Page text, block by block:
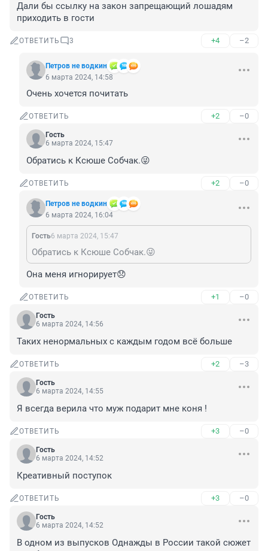
Дали бы ссылку на закон запрещающий лошадям
приходить в гости
ОТВЕТИТЬ 3 +4 –2
Петров не водкин
6 марта 2024, 14:58
Очень хочется почитать
ОТВЕТИТЬ +2 –0
Гость
6 марта 2024, 15:47
Обратись к Ксюше Собчак.😜
ОТВЕТИТЬ +2 –0
Петров не водкин
6 марта 2024, 16:04
Гость6 марта 2024, 15:47
Обратись к Ксюше Собчак.😜
Она меня игнорирует😞
ОТВЕТИТЬ +1 –0
Гость
6 марта 2024, 14:56
Таких ненормальных с каждым годом всё больше
ОТВЕТИТЬ +2 –3
Гость
6 марта 2024, 14:55
Я всегда верила что муж подарит мне коня !
ОТВЕТИТЬ +3 –0
Гость
6 марта 2024, 14:52
Креативный поступок
ОТВЕТИТЬ +3 –0
Гость
6 марта 2024, 14:52
В одном из выпусков Однажды в России такой сюжет